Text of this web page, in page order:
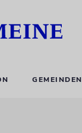
GEMEINDEN